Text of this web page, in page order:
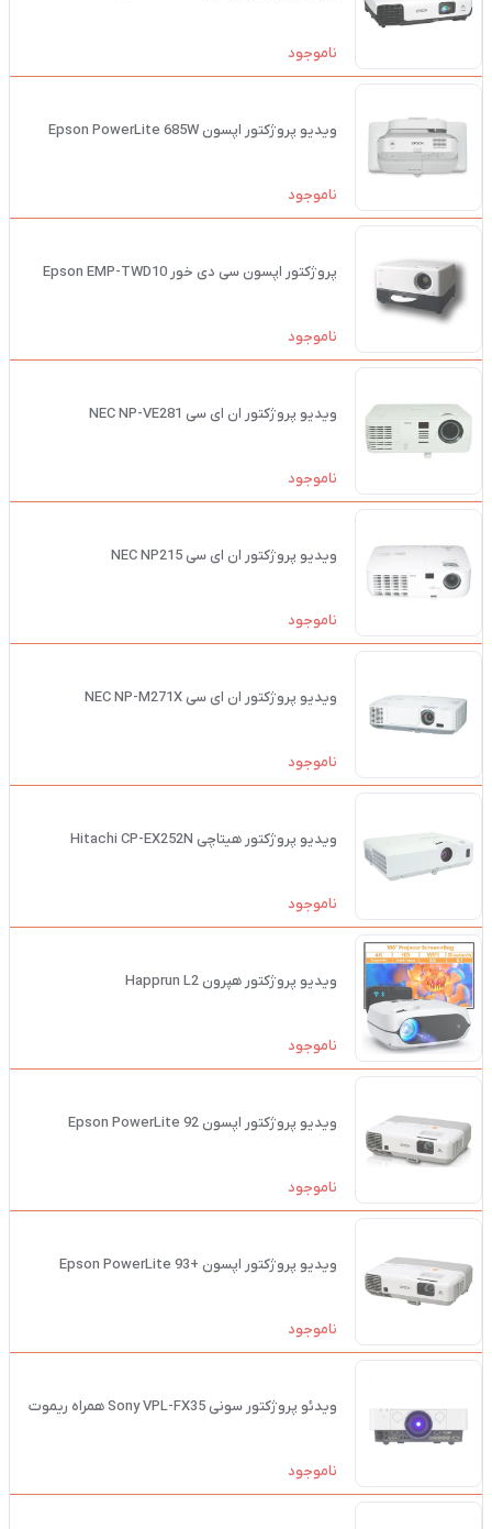
ناموجود
ویدیو پروژکتور اپسون Epson PowerLite 685W
ناموجود
پروژکتور اپسون سی دی خور Epson EMP-TWD10
ناموجود
ویدیو پروژکتور ان ای سی NEC NP-VE281
ناموجود
ویدیو پروژکتور ان ای سی NEC NP215
ناموجود
ویدیو پروژکتور ان ای سی NEC NP-M271X
ناموجود
ویدیو پروژکتور هیتاچی Hitachi CP-EX252N
ناموجود
ویدیو پروژکتور هپرون Happrun L2
ناموجود
ویدیو پروژکتور اپسون Epson PowerLite 92
ناموجود
ویدیو پروژکتور اپسون +Epson PowerLite 93
ناموجود
ویدئو پروژکتور سونی Sony VPL-FX35 همراه ریموت
ناموجود